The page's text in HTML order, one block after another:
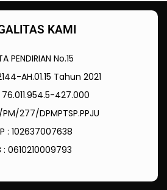
KAMI
PENDIRIAN No.15
AH.01.15 Tahun 2021
76.011.954.5-427.000
PM/277/DPMPTSP.PPJU
: 102637007638
: 0610210009793